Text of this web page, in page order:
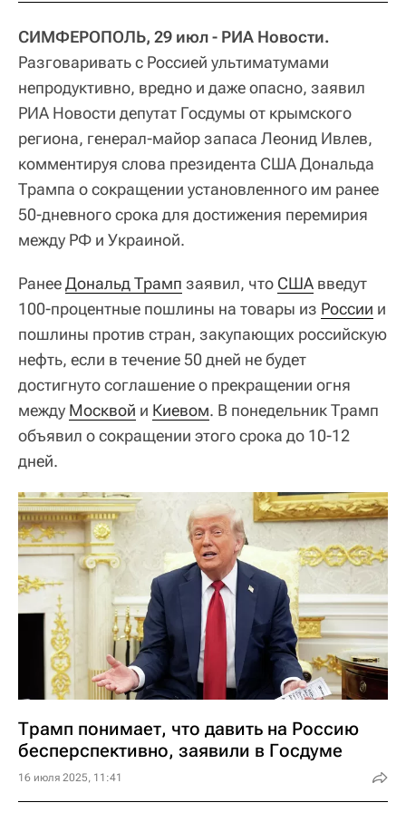
СИМФЕРОПОЛЬ, 29 июл - РИА Новости.
Разговаривать с Россией ультиматумами
непродуктивно, вредно и даже опасно, заявил
РИА Новости депутат Госдумы от крымского
региона, генерал-майор запаса Леонид Ивлев,
комментируя слова президента США Дональда
Трампа о сокращении установленного им ранее
50-дневного срока для достижения перемирия
между РФ и Украиной.
РанееДональд Трамп заявил, что США введут
100-процентные пошлины на товары из России и
пошлины против стран, закупающих российскую
нефть, если в течение 50 дней не будет
достигнуто соглашение о прекращении огня
между Москвой и Киевом. В понедельник Трамп
объявил о сокращении этого срока до 10-12
дней.
Трамп понимает, что давить на Россию
бесперспективно, заявили в Госдуме
16 июля 2025, 11:41